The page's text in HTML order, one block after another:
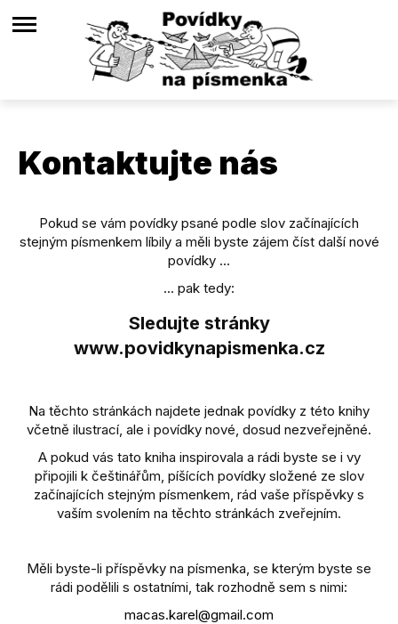
Kontaktujte nás
Pokud se vám povídky psané podle slov začínajících
stejným písmenkem líbily a měli byste zájem číst další nové
povídky ...
... pak tedy:
Sledujte stránky
www.povidkynapismenka.cz
Na těchto stránkách najdete jednak povídky z této knihy
včetně ilustrací, ale i povídky nové, dosud nezveřejněné.
A pokud vás tato kniha inspirovala a rádi byste se i vy
připojili k češtinářům, píšících povídky složené ze slov
začínajících stejným písmenkem, rád vaše příspěvky s
vaším svolením na těchto stránkách zveřejním.
Měli byste-li příspěvky na písmenka, se kterým byste se
rádi podělili s ostatními, tak rozhodně sem s nimi:
macas.karel@gmail.com